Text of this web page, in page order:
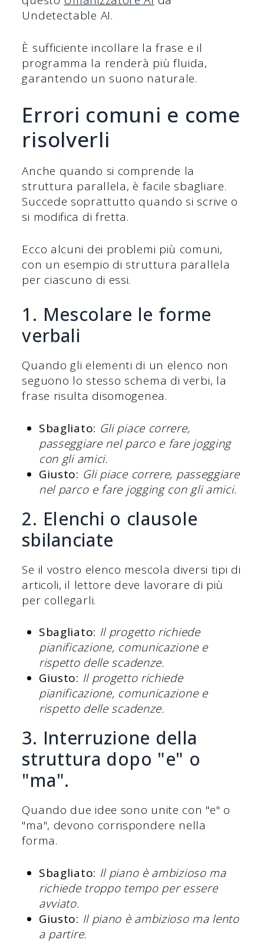
Undetectable AI.
È sufficiente incollare la frase e il
programma la renderà più fluida,
garantendo un suono naturale.
Errori comuni e come
risolverli
Anche quando si comprende la
struttura parallela, è facile sbagliare.
Succede soprattutto quando si scrive o
si modifica di fretta.
Ecco alcuni dei problemi più comuni,
con un esempio di struttura parallela
per ciascuno di essi.
1. Mescolare le forme
verbali
Quando gli elementi di un elenco non
seguono lo stesso schema di verbi, la
frase risulta disomogenea.
Sbagliato: Gli piace correre,
passeggiare nel parco e fare jogging
con gli amici.
Giusto: Gli piace correre, passeggiare
nel parco e fare jogging con gli amici.
2. Elenchi o clausole
sbilanciate
Se il vostro elenco mescola diversi tipi di
articoli, il lettore deve lavorare di più
per collegarli.
Sbagliato: Il progetto richiede
pianificazione, comunicazione e
rispetto delle scadenze.
Giusto: Il progetto richiede
pianificazione, comunicazione e
rispetto delle scadenze.
3. Interruzione della
struttura dopo "e" o
"ma".
Quando due idee sono unite con "e" o
"ma", devono corrispondere nella
forma.
Sbagliato: Il piano è ambizioso ma
richiede troppo tempo per essere
avviato.
Giusto: Il piano è ambizioso ma lento
a partire.